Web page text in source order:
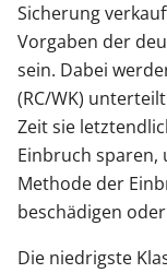
Sicherung
Vorgaben der
sein. Dabei
(RC/WK)
Zeit sie
Einbruch sparen,
Methode der
beschädigen
Die niedrigste